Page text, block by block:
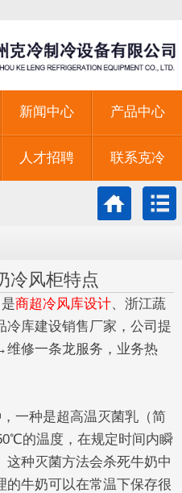
新闻中心 产品中心
人才招聘 联系克冷
冷风柜特点
商超冷风库设计、浙江蔬
冷库建设销售厂家，公司提
修一条龙服务，业务热
一种是超高温灭菌乳（简
的温度，在规定时间内瞬
这种灭菌方法会杀死牛奶中
的牛奶可以在常温下保存很